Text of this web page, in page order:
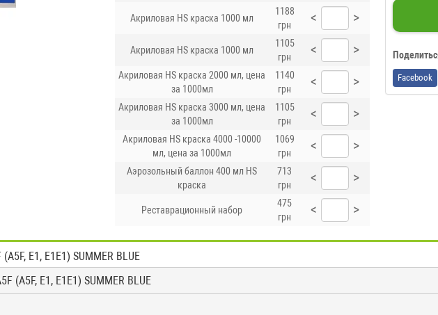
Акриловая HS краска 1000 мл
1188
грн
< >
Акриловая HS краска 1000 мл
1105
грн
< >
Акриловая HS краска 2000 мл, цена
за 1000мл
1140
грн
< >
Акриловая HS краска 3000 мл, цена
за 1000мл
1105
грн
< >
Акриловая HS краска 4000 -10000
мл, цена за 1000мл
1069
грн
< >
Аэрозольный баллон 400 мл HS
краска
713
грн
< >
Реставрационный набор
475
грн
< >
Facebook
E1, E1E1) SUMMER BLUE
(A5F, E1, E1E1) SUMMER BLUE